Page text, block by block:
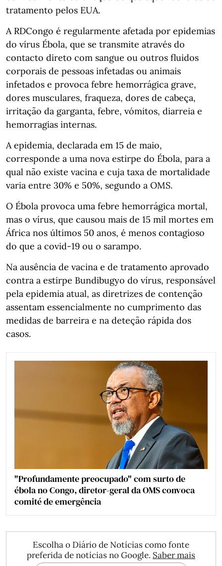
tratamento pelos EUA.
A RDCongo é regularmente afetada por epidemias
do vírus Ébola, que se transmite através do
contacto direto com sangue ou outros fluidos
corporais de pessoas infetadas ou animais
infetados e provoca febre hemorrágica grave,
dores musculares, fraqueza, dores de cabeça,
irritação da garganta, febre, vómitos, diarreia e
hemorragias internas.
A epidemia, declarada em 15 de maio,
corresponde a uma nova estirpe do Ébola, para a
qual não existe vacina e cuja taxa de mortalidade
varia entre 30% e 50%, segundo a OMS.
O Ébola provoca uma febre hemorrágica mortal,
mas o vírus, que causou mais de 15 mil mortes em
África nos últimos 50 anos, é menos contagioso
do que a covid-19 ou o sarampo.
Na ausência de vacina e de tratamento aprovado
contra a estirpe Bundibugyo do vírus, responsável
pela epidemia atual, as diretrizes de contenção
assentam essencialmente no cumprimento das
medidas de barreira e na deteção rápida dos
casos.
"Profundamente preocupado" com surto de
ébola no Congo, diretor-geral da OMS convoca
comité de emergência
Escolha o Diário de Notícias como fonte
preferida de notícias no Google. Saber mais